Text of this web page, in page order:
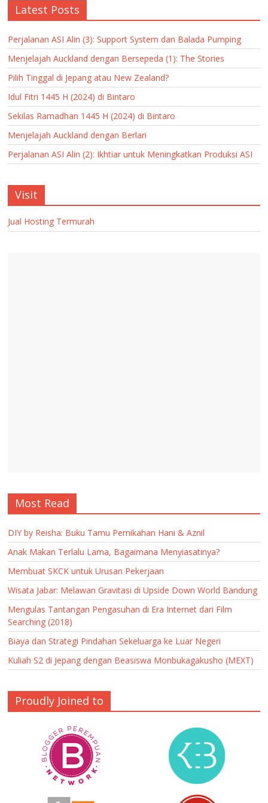
Latest Posts
Perjalanan ASI Alin (3): Support System dan Balada Pumping
Menjelajah Auckland dengan Bersepeda (1): The Stories
Pilih Tinggal di Jepang atau New Zealand?
Idul Fitri 1445 H (2024) di Bintaro
Sekilas Ramadhan 1445 H (2024) di Bintaro
Menjelajah Auckland dengan Berlari
Perjalanan ASI Alin (2): Ikhtiar untuk Meningkatkan Produksi ASI
Visit
Jual Hosting Termurah
Most Read
DIY by Reisha: Buku Tamu Pernikahan Hani & Aznil
Anak Makan Terlalu Lama, Bagaimana Menyiasatinya?
Membuat SKCK untuk Urusan Pekerjaan
Wisata Jabar: Melawan Gravitasi di Upside Down World Bandung
Mengulas Tantangan Pengasuhan di Era Internet dari Film
Searching (2018)
Biaya dan Strategi Pindahan Sekeluarga ke Luar Negeri
Kuliah S2 di Jepang dengan Beasiswa Monbukagakusho (MEXT)
Proudly Joined to